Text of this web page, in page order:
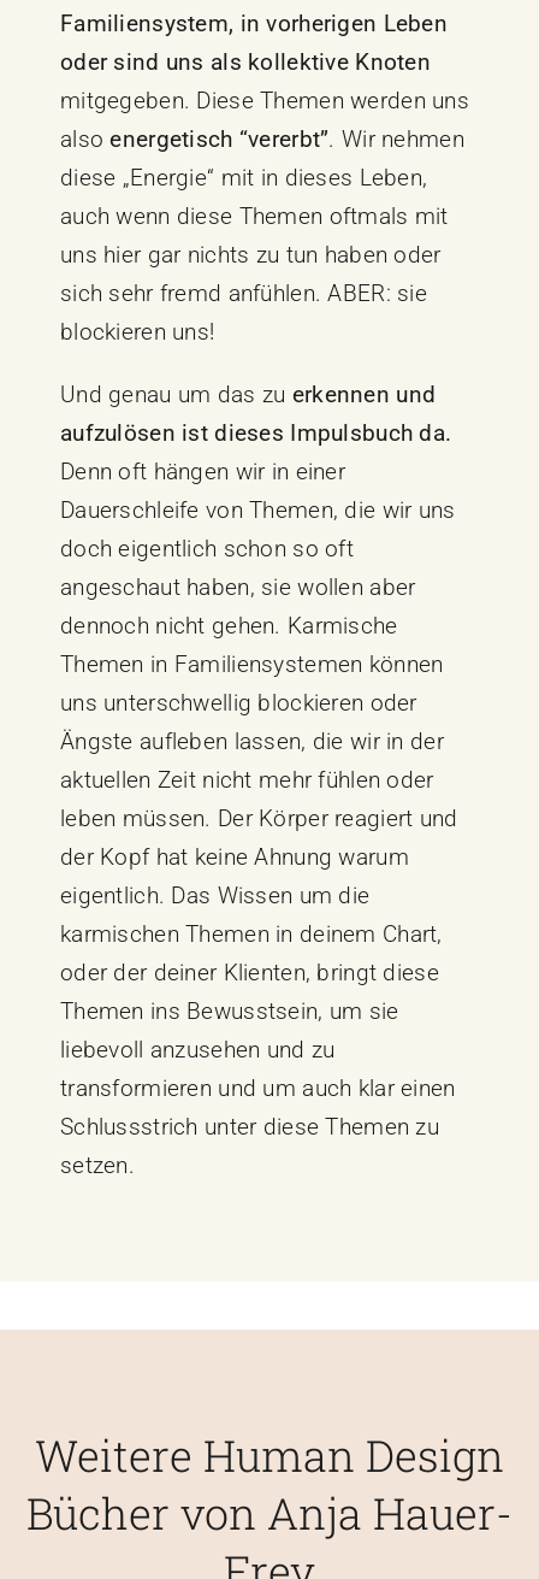
Familiensystem, in vorherigen Leben
oder sind uns als kollektive Knoten
mitgegeben. Diese Themen werden uns
also energetisch “vererbt”. Wir nehmen
diese „Energie“ mit in dieses Leben,
auch wenn diese Themen oftmals mit
uns hier gar nichts zu tun haben oder
sich sehr fremd anfühlen. ABER: sie
blockieren uns!
Und genau um das zu erkennen und
aufzulösen ist dieses Impulsbuch da.
Denn oft hängen wir in einer
Dauerschleife von Themen, die wir uns
doch eigentlich schon so oft
angeschaut haben, sie wollen aber
dennoch nicht gehen. Karmische
Themen in Familiensystemen können
uns unterschwellig blockieren oder
Ängste aufleben lassen, die wir in der
aktuellen Zeit nicht mehr fühlen oder
leben müssen. Der Körper reagiert und
der Kopf hat keine Ahnung warum
eigentlich. Das Wissen um die
karmischen Themen in deinem Chart,
oder der deiner Klienten, bringt diese
Themen ins Bewusstsein, um sie
liebevoll anzusehen und zu
transformieren und um auch klar einen
Schlussstrich unter diese Themen zu
setzen.
Weitere Human Design
Bücher von Anja Hauer-